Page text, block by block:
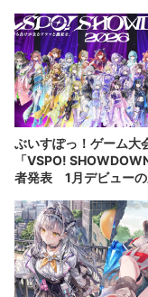
ぶいすぽっ！ゲーム大
「VSPO!
者発表 1月デビューの